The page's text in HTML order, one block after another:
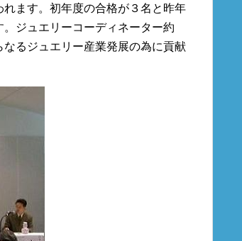
ます。初年度の合格が３名と昨年
ジュエリーコーディネーター約
るジュエリー産業発展の為に貢献